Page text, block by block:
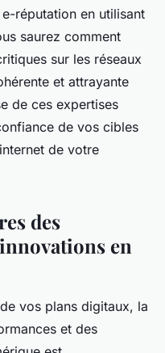
réputation en utilisant
saurez comment
sur les réseaux
et attrayante
de ces expertises
de vos cibles
de votre
des
en
vos plans digitaux, la
et des